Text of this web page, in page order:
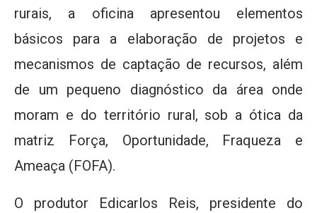
rurais, a oficina apresentou elementos
básicos para a elaboração de projetos e
mecanismos de captação de recursos, além
de um pequeno diagnóstico da área onde
moram e do território rural, sob a ótica da
matriz Força, Oportunidade, Fraqueza e
Ameaça (FOFA).
O produtor Edicarlos Reis, presidente do